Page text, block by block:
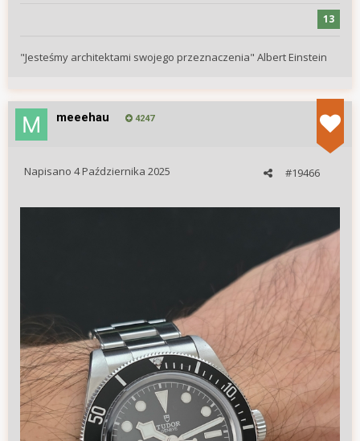
13
"Jesteśmy architektami swojego przeznaczenia" Albert Einstein
meeehau 4247
#19466
Napisano 4 Października 2025